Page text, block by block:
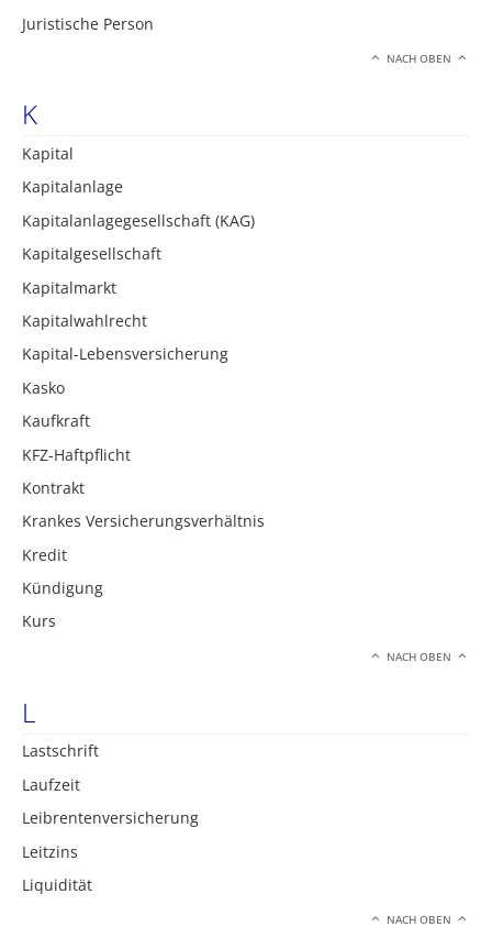
Juristische Person
NACH OBEN
K
Kapital
Kapitalanlage
Kapitalanlagegesellschaft (KAG)
Kapitalgesellschaft
Kapitalmarkt
Kapitalwahlrecht
Kapital-Lebensversicherung
Kasko
Kaufkraft
KFZ-Haftpflicht
Kontrakt
Krankes Versicherungsverhältnis
Kredit
Kündigung
Kurs
NACH OBEN
L
Lastschrift
Laufzeit
Leibrentenversicherung
Leitzins
Liquidität
NACH OBEN